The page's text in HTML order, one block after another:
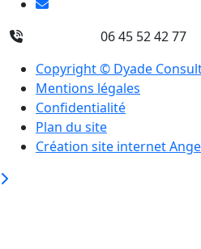
06 45 52 42 77
Copyright © Dyade
Mentions légales
Confidentialité
Plan du site
Création site internet